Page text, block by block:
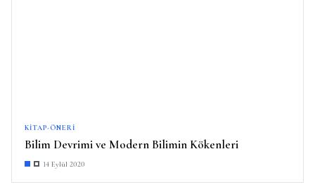
KITAP-ÖNERI
Bilim Devrimi ve Modern Bilimin Kökenleri
14 Eylül 2020